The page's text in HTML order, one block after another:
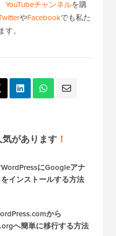
YouTubeチャンネルを購
やFacebookでも私た
。
があります ！
にGoogleアナ
インストールする方法
から
へ簡単に移行する方法